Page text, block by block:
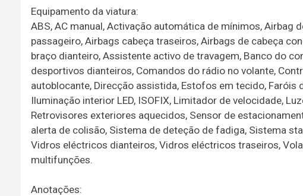
Equipamento da viatura:
ABS, AC manual, Activação automática de mínimos,
passageiro, Airbags cabeça traseiros, Airbags de cabeça
braço dianteiro, Assistente activo de travagem, Banco do
desportivos dianteiros, Comandos do rádio no volante,
autoblocante, Direcção assistida, Estofos em tecido, Faróis
Iluminação interior LED, ISOFIX, Limitador de velocidade,
Retrovisores exteriores aquecidos, Sensor de
alerta de colisão, Sistema de deteção de fadiga, Sistema
Vidros eléctricos dianteiros, Vidros eléctricos traseiros,
multifunções.
Anotações: